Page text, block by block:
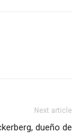
Next article
dueño de